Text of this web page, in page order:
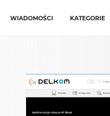
WIADOMOŚCI KATEGORIE